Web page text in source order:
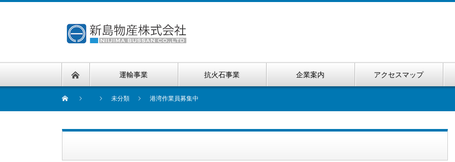
運輸事業 抗火石事業 企業案内 アクセスマップ
未分類 港湾作業員募集中